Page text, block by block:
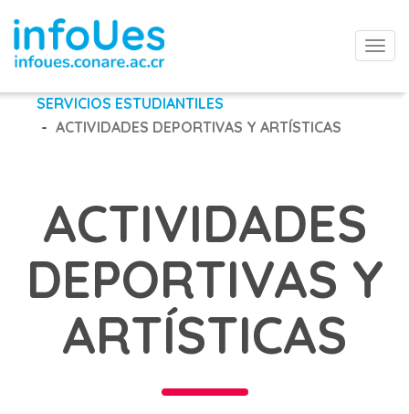
SERVICIOS ESTUDIANTILES
ACTIVIDADES DEPORTIVAS Y ARTÍSTICAS
ACTIVIDADES
DEPORTIVAS Y
ARTÍSTICAS